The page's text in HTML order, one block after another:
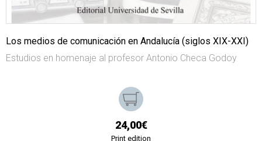
Los medios de comunicación en Andalucía (siglos XIX-XXI)
Estudios en homenaje al profesor Antonio Checa Godoy
24,00€
Print edition